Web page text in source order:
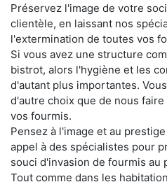
Préservez l'image de votre
clientèle, en laissant nos
l'extermination de toutes vos
Si vous avez une structure
bistrot, alors l'hygiène et les
d'autant plus importantes.
d'autre choix que de nous
vos fourmis.
Pensez à l'image et au
appel à des spécialistes pour
souci d'invasion de fourmis au
Tout comme dans les